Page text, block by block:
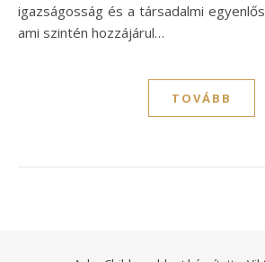
igazságosság és a társadalmi
ami szintén hozzájárul…
TOVÁBB